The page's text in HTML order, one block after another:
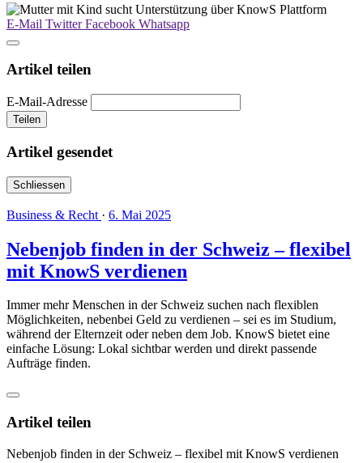
E-Mail TwitterFacebook Whatsapp
Artikel teilen
E-Mail-Adresse
Teilen
Artikel gesendet
Schliessen
Business & Recht · 6. Mai 2025
Nebenjob finden in der Schweiz – flexibel
mit KnowS verdienen
Immer mehr Menschen in der Schweiz suchen nach flexiblen
Möglichkeiten, nebenbei Geld zu verdienen – sei es im Studium,
während der Elternzeit oder neben dem Job. KnowS bietet eine
einfache Lösung: Lokal sichtbar werden und direkt passende
Aufträge finden.
Artikel teilen
Nebenjob finden in der Schweiz – flexibel mit KnowS verdienen